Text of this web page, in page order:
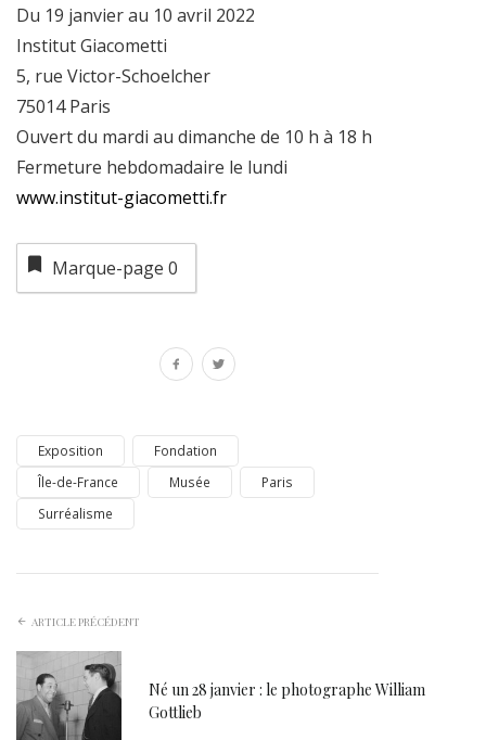
Du 19 janvier au 10 avril 2022
Institut Giacometti
5, rue Victor-Schoelcher
75014 Paris
Ouvert du mardi au dimanche de 10 h à 18 h
Fermeture hebdomadaire le lundi
www.institut-giacometti.fr
Marque-page 0
Exposition
Fondation
Île-de-France
Musée
Paris
Surréalisme
ARTICLE PRÉCÉDENT
Né un 28 janvier : le photographe William
Gottlieb